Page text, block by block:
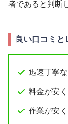
者であると判断
良い口コミ
迅速丁寧
料金が安
作業が安